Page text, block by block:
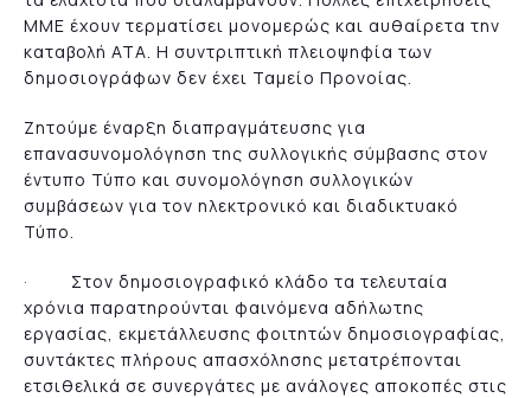
ΜΜΕ έχουν τερματίσει μονομερώς και αυθαίρετα την
καταβολή ΑΤΑ. Η συντριπτική πλειοψηφία των
δημοσιογράφων δεν έχει Ταμείο Προνοίας.
Ζητούμε έναρξη διαπραγμάτευσης για
επανασυνομολόγηση της συλλογικής σύμβασης στον
έντυπο Τύπο και συνομολόγηση συλλογικών
συμβάσεων για τον ηλεκτρονικό και διαδικτυακό
Τύπο.
· Στον δημοσιογραφικό κλάδο τα τελευταία
χρόνια παρατηρούνται φαινόμενα αδήλωτης
εργασίας, εκμετάλλευσης φοιτητών δημοσιογραφίας,
συντάκτες πλήρους απασχόλησης μετατρέπονται
ετσιθελικά σε συνεργάτες με ανάλογες αποκοπές στις